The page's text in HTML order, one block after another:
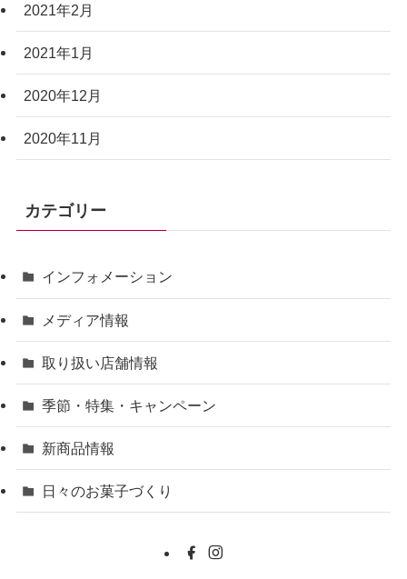
2021年2月
2021年1月
2020年12月
2020年11月
カテゴリー
インフォメーション
メディア情報
取り扱い店舗情報
季節・特集・キャンペーン
新商品情報
日々のお菓子づくり